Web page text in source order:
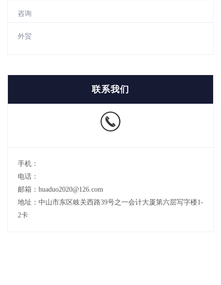
咨询
外贸
联系我们
手机：
电话：
邮箱：huaduo2020@126.com
地址：中山市东区岐关西路39号之一会计大厦第六层写字楼1-
2卡